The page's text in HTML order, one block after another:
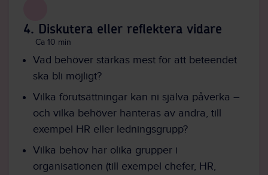
4. Diskutera eller reflektera vidare
Ca 10 min
Vad behöver stärkas mest för att beteendet
ska bli möjligt?
Vilka förutsättningar kan ni själva påverka –
och vilka behöver hanteras av andra, till
exempel HR eller ledningsgrupp?
Vilka behov har olika grupper i
organisationen (till exempel chefer, HR,